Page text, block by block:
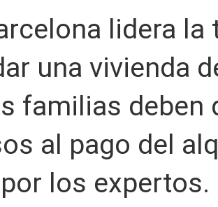
lidera
una vivienda
familias deben
al pago del
los expertos.